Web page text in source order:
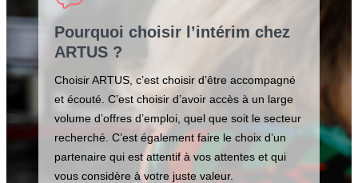
Pourquoi choisir l’intérim chez
ARTUS ?
Choisir ARTUS, c’est choisir d’être accompagné
et écouté. C’est choisir d’avoir accès à un large
volume d’offres d’emploi, quel que soit le secteur
recherché. C’est également faire le choix d’un
partenaire qui est attentif à vos attentes et qui
vous considère à votre juste valeur.